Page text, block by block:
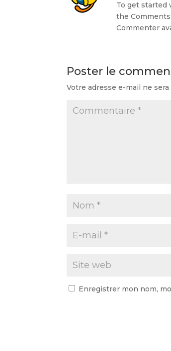
To get started
the
Commenter
Poster le
Votre adresse e-mail ne
Enregistrer mon nom,